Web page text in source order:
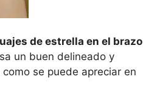
de estrella en el brazo
un buen delineado y
se puede apreciar en